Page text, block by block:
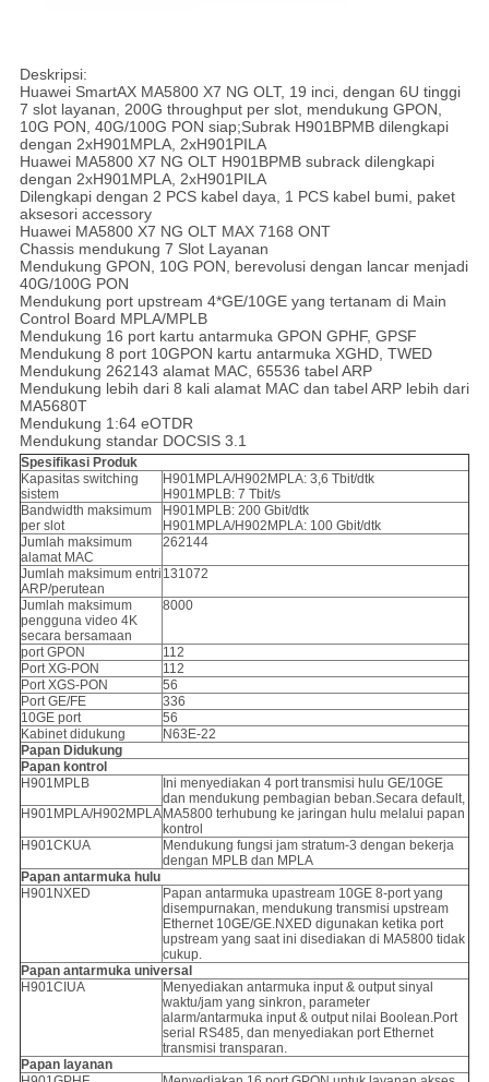
Deskripsi:
Huawei SmartAX MA5800 X7 NG OLT, 19 inci, dengan 6U tinggi
7 slot layanan, 200G throughput per slot, mendukung GPON,
10G PON, 40G/100G PON siap;Subrak H901BPMB dilengkapi
dengan 2xH901MPLA, 2xH901PILA
Huawei MA5800 X7 NG OLT H901BPMB subrack dilengkapi
dengan 2xH901MPLA, 2xH901PILA
Dilengkapi dengan 2 PCS kabel daya, 1 PCS kabel bumi, paket
aksesori accessory
Huawei MA5800 X7 NG OLT MAX 7168 ONT
Chassis mendukung 7 Slot Layanan
Mendukung GPON, 10G PON, berevolusi dengan lancar menjadi
40G/100G PON
Mendukung port upstream 4*GE/10GE yang tertanam di Main
Control Board MPLA/MPLB
Mendukung 16 port kartu antarmuka GPON GPHF, GPSF
Mendukung 8 port 10GPON kartu antarmuka XGHD, TWED
Mendukung 262143 alamat MAC, 65536 tabel ARP
Mendukung lebih dari 8 kali alamat MAC dan tabel ARP lebih dari
MA5680T
Mendukung 1:64 eOTDR
Mendukung standar DOCSIS 3.1
Spesifikasi Produk
Kapasitas switching
sistem
H901MPLA/H902MPLA: 3,6 Tbit/dtk
H901MPLB: 7 Tbit/s
Bandwidth maksimum
per slot
H901MPLB: 200 Gbit/dtk
H901MPLA/H902MPLA: 100 Gbit/dtk
Jumlah maksimum
alamat MAC
262144
Jumlah maksimum entri
ARP/perutean
131072
Jumlah maksimum
pengguna video 4K
secara bersamaan
8000
port GPON
112
Port XG-PON
112
Port XGS-PON
56
Port GE/FE
336
10GE port
56
Kabinet didukung
N63E-22
Papan Didukung
Papan kontrol
H901MPLB
Ini menyediakan 4 port transmisi hulu GE/10GE
dan mendukung pembagian beban.Secara default,
MA5800 terhubung ke jaringan hulu melalui papan
kontrol
H901MPLA/H902MPLA
H901CKUA
Mendukung fungsi jam stratum-3 dengan bekerja
dengan MPLB dan MPLA
Papan antarmuka hulu
H901NXED
Papan antarmuka upastream 10GE 8-port yang
disempurnakan, mendukung transmisi upstream
Ethernet 10GE/GE.NXED digunakan ketika port
upstream yang saat ini disediakan di MA5800 tidak
cukup.
Papan antarmuka universal
H901CIUA
Menyediakan antarmuka input & output sinyal
waktu/jam yang sinkron, parameter
alarm/antarmuka input & output nilai Boolean.Port
serial RS485, dan menyediakan port Ethernet
transmisi transparan.
Papan layanan